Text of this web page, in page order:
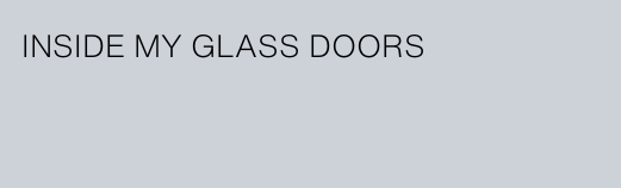
INSIDE MY GLASS DOORS